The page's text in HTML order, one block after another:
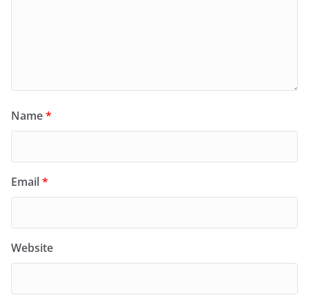
Name*
Email*
Website